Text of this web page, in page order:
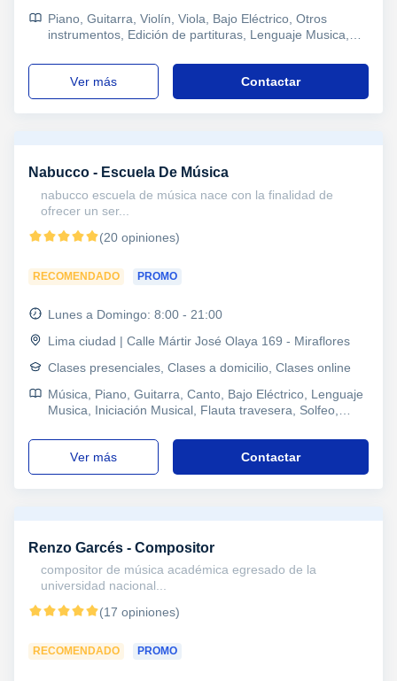
Piano, Guitarra, Violín, Viola, Bajo Eléctrico, Otros
instrumentos, Edición de partituras, Lenguaje Musica,
ver más Contactar
Nabucco - Escuela De Música
nabucco escuela de música nace con la finalidad de
ofrecer un ser...
(20 opiniones)
RECOMENDADO PROMO
Lunes a Domingo: 8:00 - 21:00
Lima ciudad | Calle Mártir José Olaya 169 - Miraflores
Clases presenciales, Clases a domicilio, Clases online
Música, Piano, Guitarra, Canto, Bajo Eléctrico, Lenguaje
Musica, Iniciación Musical, Flauta travesera, Solfeo,
ver más Contactar
Renzo Garcés - Compositor
compositor de música académica egresado de la
universidad nacional...
(17 opiniones)
RECOMENDADO PROMO